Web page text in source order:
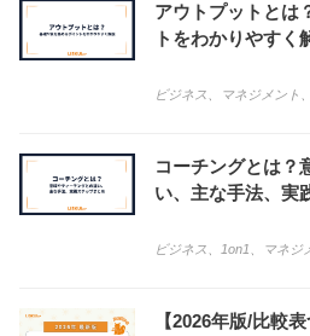
アウトプットとは
トをわかりやすく
ビジネス マネジメント
コーチングとは？
い、主な手法、実
ビジネス 1on1 マネジ
【2026年版/比較